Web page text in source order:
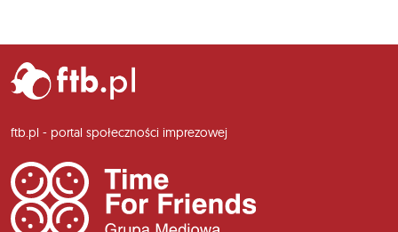
ftb.pl - portal społeczności imprezowej